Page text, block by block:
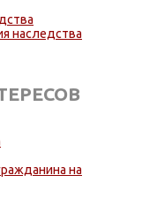
наследства
на